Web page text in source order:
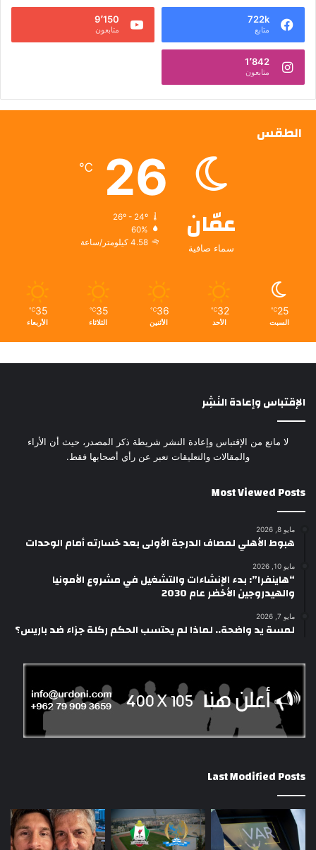
722k
متابع
9٬150
متابعون
1٬842
متابعون
الطقس
عمّان
سماء صافية
26
℃
26º - 24º
60%
4.58 كيلومتر/ساعة
25
℃
السبت
32
℃
الأحد
36
℃
الأثنين
35
℃
الثلاثاء
35
℃
الأربعاء
الإقتباس وإعادة النَشِر
لا مانع من الإقتباس وإعادة النشر شريطة ذكر المصدر، حيث أن الأراء
والمقالات والتعليقات تعبر عن رأي أصحابها فقط.
Most Viewed Posts
مايو 8, 2026
هبوط الأهلي لمصاف الدرجة الأولى بعد خسارته أمام الوحدات
مايو 10, 2026
“هاينفرا”: بدء الإنشاءات والتشغيل في مشروع الأمونيا
والهيدروجين الأخضر عام 2030
مايو 7, 2026
لمسة يد واضحة.. لماذا لم يحتسب الحكم ركلة جزاء ضد باريس؟
Last Modified Posts